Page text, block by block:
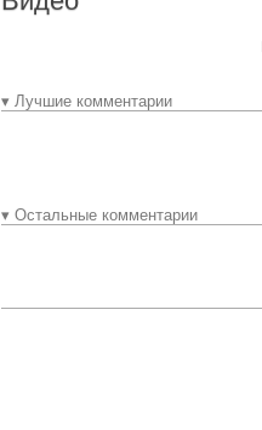
▾ Лучшие комментарии
▾ Остальные комментарии